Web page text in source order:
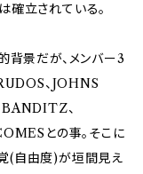
確立されている。
景だが、メンバー3
、JOHNS
、
との事。そこに
(自由度)が垣間見え